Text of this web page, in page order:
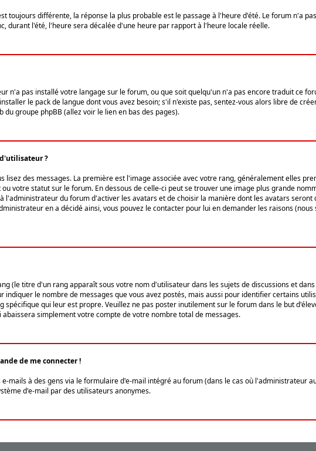
toujours différente, la réponse la plus probable est le passage à l'heure d'été. Le forum n'a
durant l'été, l'heure sera décalée d'une heure par rapport à l'heure locale réelle.
n'a pas installé votre langage sur le forum, ou que soit quelqu'un n'a pas encore traduit ce
le pack de langue dont vous avez besoin; s'il n'existe pas, sentez-vous alors libre de
groupe phpBB (allez voir le lien en bas des pages).
?
des messages. La première est l'image associée avec votre rang, généralement elles
votre statut sur le forum. En dessous de celle-ci peut se trouver une image plus grande
l'administrateur du forum d'activer les avatars et de choisir la manière dont les avatars seront
en a décidé ainsi, vous pouvez le contacter pour lui en demander les raisons (nous
(le titre d'un rang apparaît sous votre nom d'utilisateur dans les sujets de discussions et
le nombre de messages que vous avez postés, mais aussi pour identifier certains
qui leur est propre. Veuillez ne pas poster inutilement sur le forum dans le but
simplement votre compte de votre nombre total de messages.
de me connecter !
mails à des gens via le formulaire d'e-mail intégré au forum (dans le cas où l'administrateur
d'e-mail par des utilisateurs anonymes.